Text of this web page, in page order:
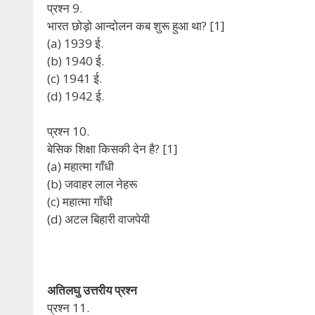
प्रश्न 9.
भारत छोड़ो आन्दोलन कब शुरू हुआ था? [1]
(a) 1939 ई.
(b) 1940 ई.
(c) 1941 ई.
(d) 1942 ई.
प्रश्न 10.
बेसिक शिक्षा किसकी देन है? [1]
(a) महात्मा गाँधी
(b) जवाहर लाल नेहरू
(c) महात्मा गाँधी
(d) अटल बिहारी वाजपेयी
अतिलघु उत्तरीय प्रश्न
प्रश्न 11.